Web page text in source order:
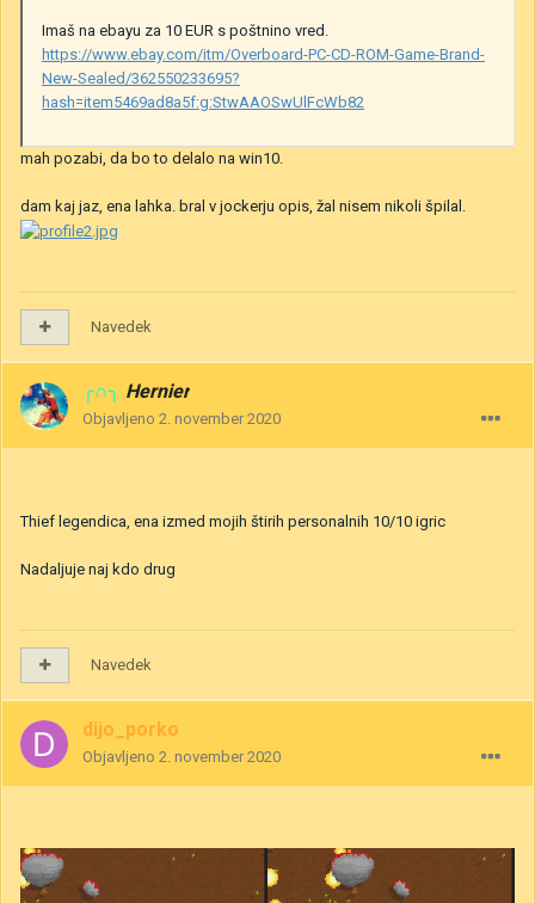
Imaš na ebayu za 10 EUR s poštnino vred.
https://www.ebay.com/itm/Overboard-PC-CD-ROM-Game-Brand-
New-Sealed/362550233695?
hash=item5469ad8a5f:g:StwAAOSwUlFcWb82
mah pozabi, da bo to delalo na win10.
dam kaj jaz, ena lahka. bral v jockerju opis, žal nisem nikoli špilal.
Navedek
╭∩╮ Hernier
Objavljeno 2. november 2020
Thief legendica, ena izmed mojih štirih personalnih 10/10 igric
Nadaljuje naj kdo drug
Navedek
dijo_porko
Objavljeno 2. november 2020